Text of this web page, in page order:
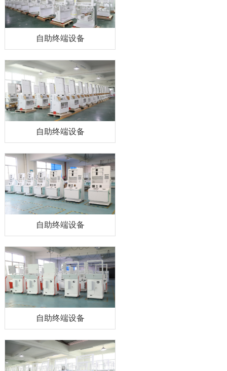
自助终端设备
自助终端设备
自助终端设备
自助终端设备